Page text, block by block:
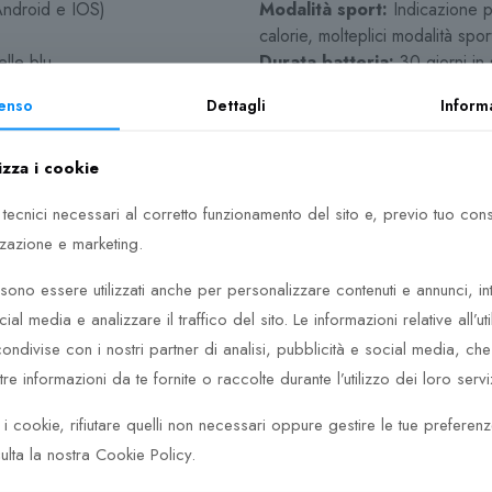
e IOS)
blu
Modalità sport: Indicazione
calorie, molteplici modalità
Durata batteria:30 giorni in
Trova il
Notifiche App ed email:
V8Pro-03
offre una gamma di smartwatch che soddisfa le esigenze di
un orologio per ogni personalità e stile di vita.
qualità ad un prezzo “accessibile”, mix perfetto per
touch.
sia a iOs che ad Android, permettono di monitorare chiamate,
informazioni più tecniche e funzionali/fisiologiche. Gli
utili nelle anche ore serali/notturne per la funzione
Dettagli
i cookie
necessari al corretto funzionamento del sito e, previo tuo
e marketing.
essere utilizzati anche per personalizzare contenuti e annunci,
media e analizzare il traffico del sito. Le informazioni relative
con i nostri partner di analisi, pubblicità e social media,
informazioni da te fornite o raccolte durante l’utilizzo dei loro
i cookie, rifiutare quelli non necessari oppure gestire le tue
la nostra Cookie Policy.